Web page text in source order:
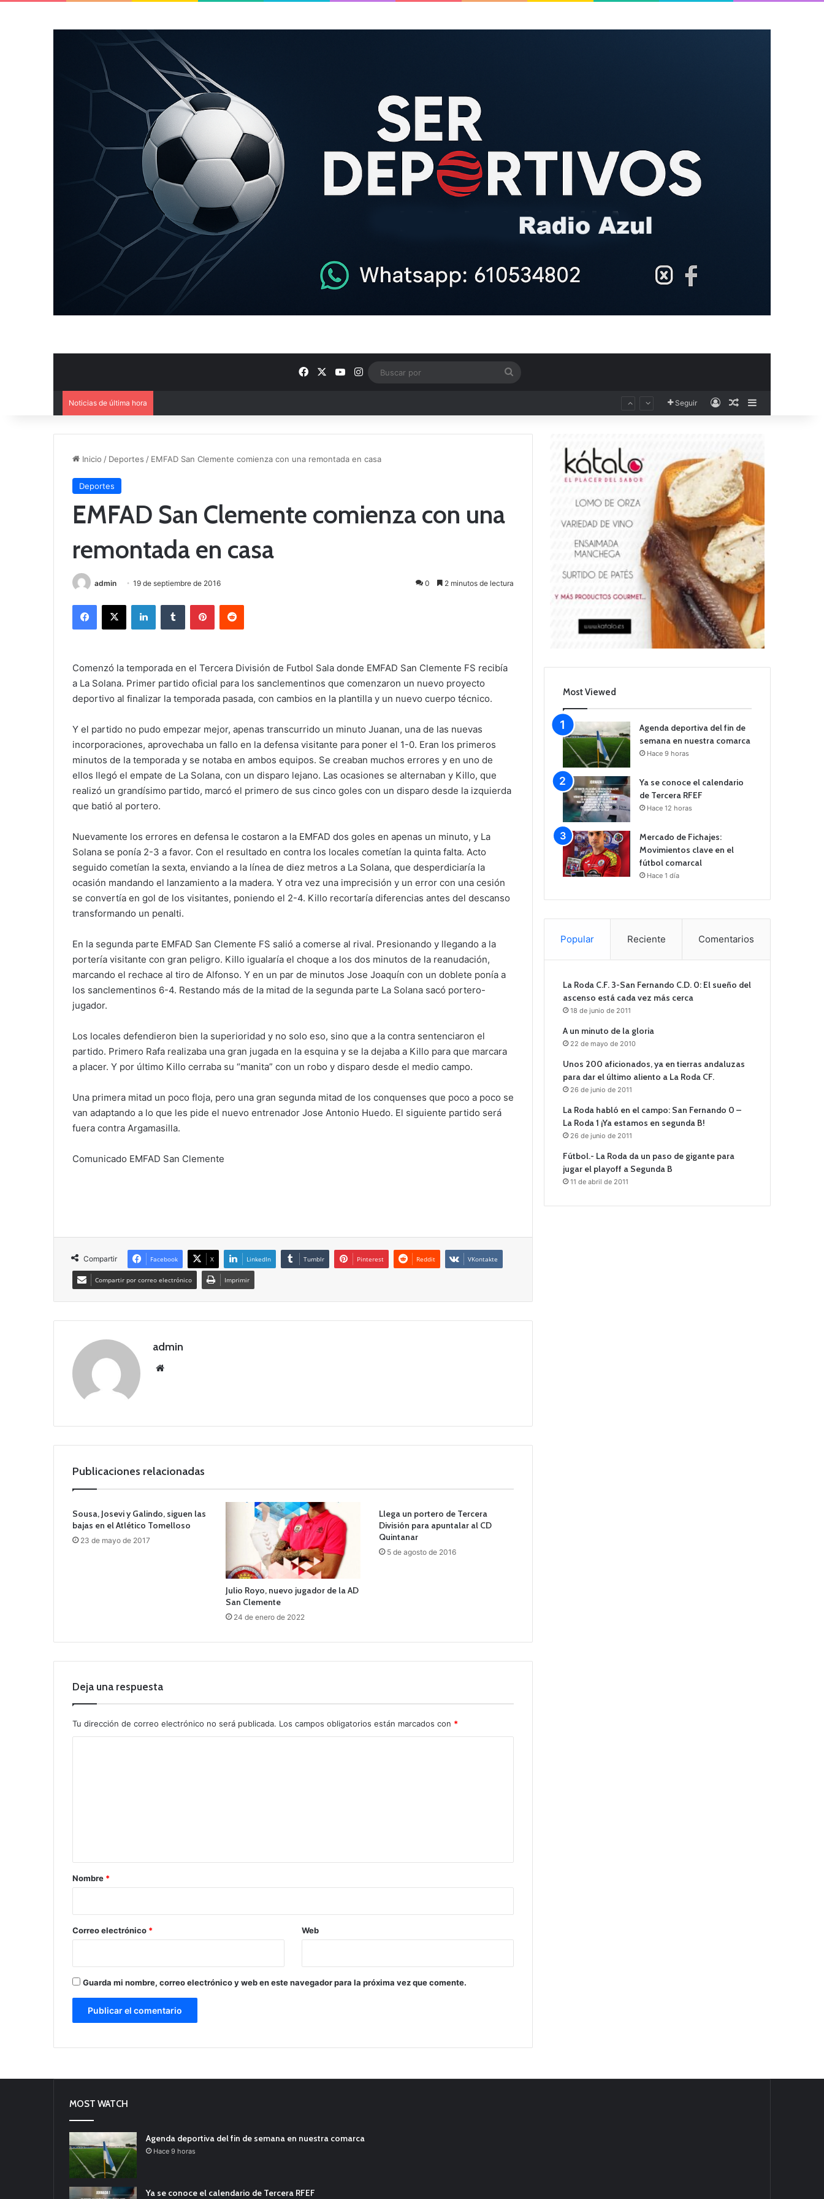
FacebookYouTube
Instagram
Noticias de última hora Seguir AccesoPublicación al
Inicio / Deportes / EMFAD San Clemente comienza con una remontada en casa
Deportes
EMFAD San Clemente comienza con una
remontada en casa
admin 19 de septiembre de 2016 0 2 minutos de lectura
Comenzó la temporada en el Tercera División de Futbol Sala donde EMFAD San Clemente FS recibía
a La Solana. Primer partido oficial para los sanclementinos que comenzaron un nuevo proyecto
deportivo al finalizar la temporada pasada, con cambios en la plantilla y un nuevo cuerpo técnico.
Y el partido no pudo empezar mejor, apenas transcurrido un minuto Juanan, una de las nuevas
incorporaciones, aprovechaba un fallo en la defensa visitante para poner el 1-0. Eran los primeros
minutos de la temporada y se notaba en ambos equipos. Se creaban muchos errores y en uno de
ellos llegó el empate de La Solana, con un disparo lejano. Las ocasiones se alternaban y Killo, que
realizó un grandísimo partido, marcó el primero de sus cinco goles con un disparo desde la izquierda
que batió al portero.
Nuevamente los errores en defensa le costaron a la EMFAD dos goles en apenas un minuto, y La
Solana se ponía 2-3 a favor. Con el resultado en contra los locales cometían la quinta falta. Acto
seguido cometían la sexta, enviando a la línea de diez metros a La Solana, que desperdiciaría la
ocasión mandando el lanzamiento a la madera. Y otra vez una imprecisión y un error con una cesión
se convertía en gol de los visitantes, poniendo el 2-4. Killo recortaría diferencias antes del descanso
transformando un penalti.
En la segunda parte EMFAD San Clemente FS salió a comerse al rival. Presionando y llegando a la
portería visitante con gran peligro. Killo igualaría el choque a los dos minutos de la reanudación,
marcando el rechace al tiro de Alfonso. Y en un par de minutos Jose Joaquín con un doblete ponía a
los sanclementinos 6-4. Restando más de la mitad de la segunda parte La Solana sacó portero-
jugador.
Los locales defendieron bien la superioridad y no solo eso, sino que a la contra sentenciaron el
partido. Primero Rafa realizaba una gran jugada en la esquina y se la dejaba a Killo para que marcara
a placer. Y por último Killo cerraba su “manita” con un robo y disparo desde el medio campo.
Una primera mitad un poco floja, pero una gran segunda mitad de los conquenses que poco a poco se
van adaptando a lo que les pide el nuevo entrenador Jose Antonio Huedo. El siguiente partido será
fuera contra Argamasilla.
Comunicado EMFAD San Clemente
Compartir Facebook X LinkedIn Tumblr Pinterest Reddit VKontakte
Compartir por correo electrónico Imprimir
admin
Publicaciones relacionadas
Sousa, Josevi y Galindo, siguen las
bajas en el Atlético Tomelloso
23 de mayo de 2017
Julio Royo, nuevo jugador de la AD
San Clemente
24 de enero de 2022
Llega un portero de Tercera
División para apuntalar al CD
Quintanar
5 de agosto de 2016
Deja una respuesta
Tu dirección de correo electrónico no será publicada. Los campos obligatorios están marcados con *
r
*
Nombre *
Correo electrónico * Web
Guarda mi nombre, correo electrónico y web en este navegador para la próxima vez que comente.
Most Viewed
Agenda deportiva del fin de
semana en nuestra comarca
Hace 9 horas
Ya se conoce el calendario
de Tercera RFEF
Hace 12 horas
Mercado de Fichajes:
Movimientos clave en el
fútbol comarcal
Hace 1 día
Popular Reciente Comentarios
La Roda C.F. 3-San Fernando C.D. 0: El sueño del
ascenso está cada vez más cerca
18 de junio de 2011
A un minuto de la gloria
22 de mayo de 2010
Unos 200 aficionados, ya en tierras andaluzas
para dar el último aliento a La Roda CF.
26 de junio de 2011
La Roda habló en el campo: San Fernando 0 –
La Roda 1 ¡Ya estamos en segunda B!
26 de junio de 2011
Fútbol.- La Roda da un paso de gigante para
jugar el playoff a Segunda B
11 de abril de 2011
MOST WATCH
Agenda deportiva del fin de semana en nuestra comarca
Hace 9 horas
Ya se conoce el calendario de Tercera RFEF